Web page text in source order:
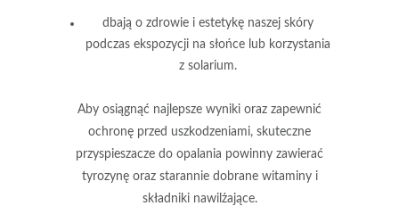
dbają o zdrowie i estetykę naszej skóry
podczas ekspozycji na słońce lub korzystania
z solarium.
Aby osiągnąć najlepsze wyniki oraz zapewnić
ochronę przed uszkodzeniami, skuteczne
przyspieszacze do opalania powinny zawierać
tyrozynę oraz starannie dobrane witaminy i
składniki nawilżające.